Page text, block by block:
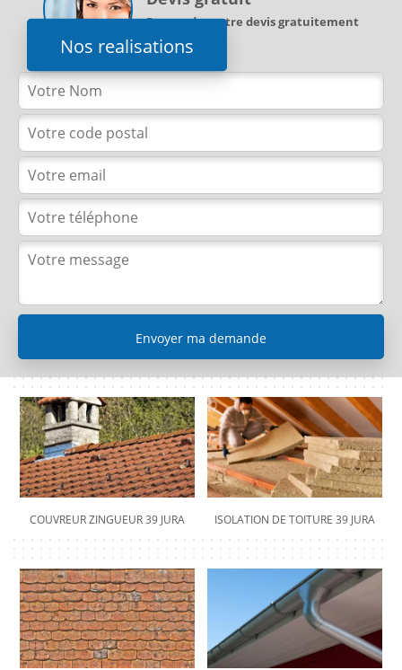
Nos realisations
Demandez votre devis gratuitement
COUVREUR ZINGUEUR 39 JURA ISOLATION DE TOITURE 39 JURA